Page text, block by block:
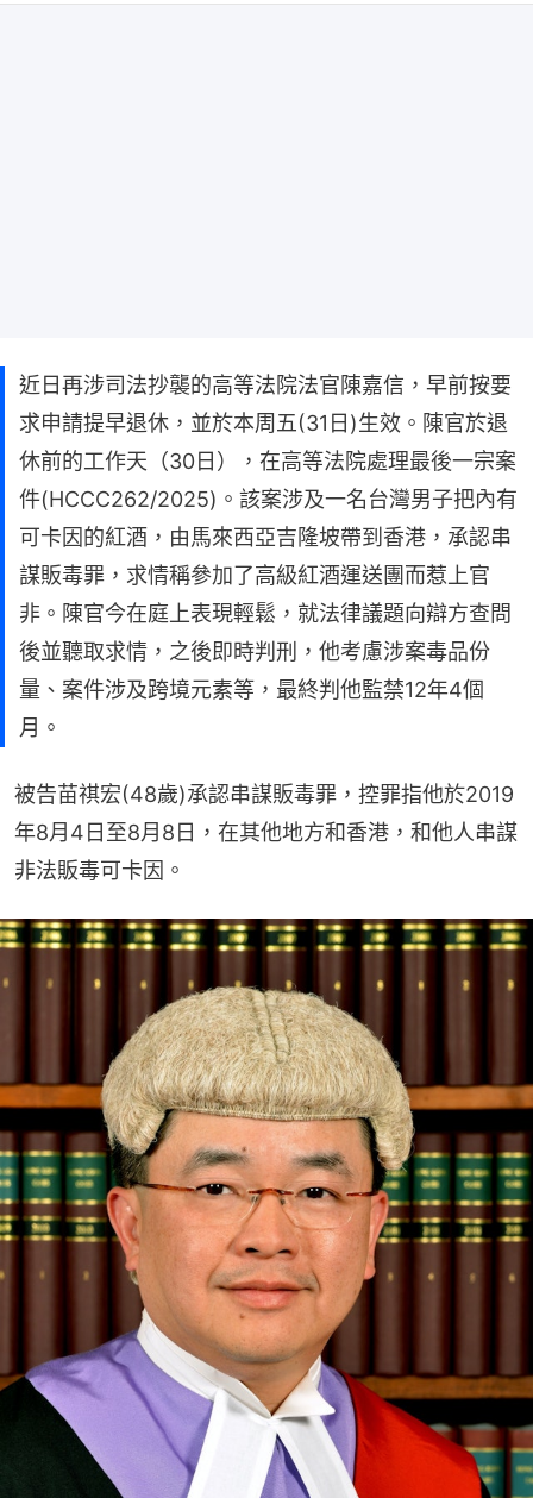
近日再涉司法抄襲的高等法院法官陳嘉信，早前按要
求申請提早退休，並於本周五(31日)生效。陳官於退
休前的工作天（30日），在高等法院處理最後一宗案
件(HCCC262/2025)。該案涉及一名台灣男子把內有
可卡因的紅酒，由馬來西亞吉隆坡帶到香港，承認串
謀販毒罪，求情稱參加了高級紅酒運送團而惹上官
非。陳官今在庭上表現輕鬆，就法律議題向辯方查問
後並聽取求情，之後即時判刑，他考慮涉案毒品份
量、案件涉及跨境元素等，最終判他監禁12年4個
月。
被告苗祺宏(48歲)承認串謀販毒罪，控罪指他於2019
年8月4日至8月8日，在其他地方和香港，和他人串謀
非法販毒可卡因。